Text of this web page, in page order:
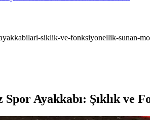
siklik-ve-fonksiyonellik-sunan-
Ayakkabı: Şıklık ve